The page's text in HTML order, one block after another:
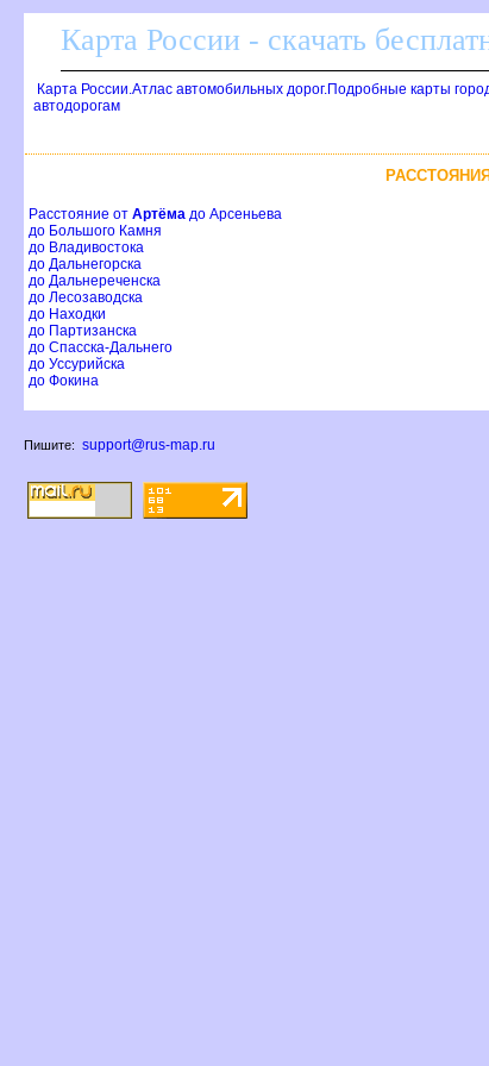
Карта России - скачать
Карта России.Атлас автомобильных дорог.Подробные карты
автодорогам
Расстояние от Артёма до Арсеньева
до Большого Камня
до Владивостока
до Дальнегорска
до Дальнереченска
до Лесозаводска
до Находки
до Партизанска
до Спасска-Дальнего
до Уссурийска
до Фокина
Пишите: support@rus-map.ru